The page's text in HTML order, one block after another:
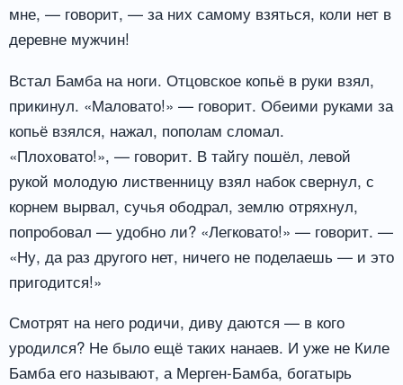
мне, — говорит, — за них самому взяться, коли нет в
деревне мужчин!
Встал Бамба на ноги. Отцовское копьё в руки взял,
прикинул. «Маловато!» — говорит. Обеими руками за
копьё взялся, нажал, пополам сломал.
«Плоховато!», — говорит. В тайгу пошёл, левой
рукой молодую лиственницу взял набок свернул, с
корнем вырвал, сучья ободрал, землю отряхнул,
попробовал — удобно ли? «Легковато!» — говорит. —
«Ну, да раз другого нет, ничего не поделаешь — и это
пригодится!»
Смотрят на него родичи, диву даются — в кого
уродился? Не было ещё таких нанаев. И уже не Киле
Бамба его называют, а Мерген-Бамба, богатырь